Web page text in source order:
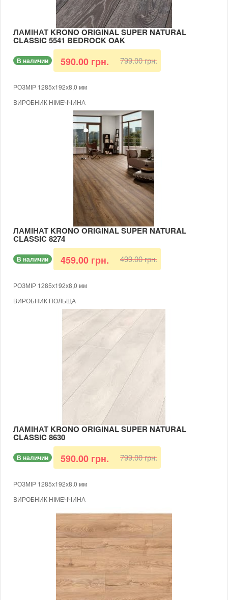
В КОРОБЦІ 9 ШТУК (ПЛОЩА 2,2204 КВ.М)
МОЖЛИВІСТЬ УКЛАДАННЯ НА ТЕПЛУ ПІДЛОГУ
ЛАМІНАТ KRONO ORIGINAL SUPER NATURAL
CLASSIC 5541 BEDROCK OAK
В наличии 590.00 грн. 799.00 грн.
РОЗМІР 1285х192х8,0 мм
ВИРОБНИК НІМЕЧЧИНА
ФАСКА 4-Х СТОРОННЯ
В КОРОБЦІ 9 ШТУК (ПЛОЩА 2,2204 КВ.М)
МОЖЛИВІСТЬ УКЛАДАННЯ НА ТЕПЛУ ПІДЛОГУ
ЛАМІНАТ KRONO ORIGINAL SUPER NATURAL
CLASSIC 8274
В наличии 459.00 грн. 499.00 грн.
РОЗМІР 1285х192х8,0 мм
ВИРОБНИК ПОЛЬЩА
ФАСКА 4-Х СТОРОННЯ
В КОРОБЦІ 9 ШТУК (ПЛОЩА 2,2204 КВ.М)
МОЖЛИВІСТЬ УКЛАДАННЯ НА ТЕПЛУ ПІДЛОГУ
ЛАМІНАТ KRONO ORIGINAL SUPER NATURAL
CLASSIC 8630
В наличии 590.00 грн. 799.00 грн.
РОЗМІР 1285х192х8,0 мм
ВИРОБНИК НІМЕЧЧИНА
ВОЛОГОСТІЙКИЙ
ТОВЩИНА 8 ММ
ФАСКА 4-Х СТОРОННЯ
В КОРОБЦІ 9 ШТУК (ПЛОЩА 2,2204 КВ.М)